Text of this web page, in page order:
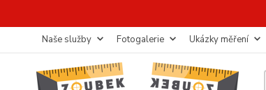
Naše služby Fotogalerie Ukázky měření